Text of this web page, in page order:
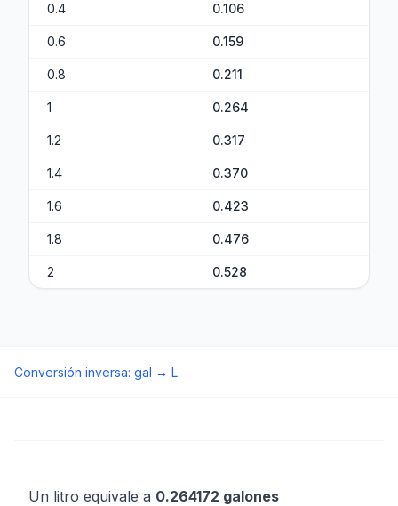
0.4 0.106
0.6 0.159
0.8 0.211
1 0.264
1.2 0.317
1.4 0.370
1.6 0.423
1.8 0.476
2 0.528
Conversión inversa: gal → L
Un litro equivale a 0.264172 galones